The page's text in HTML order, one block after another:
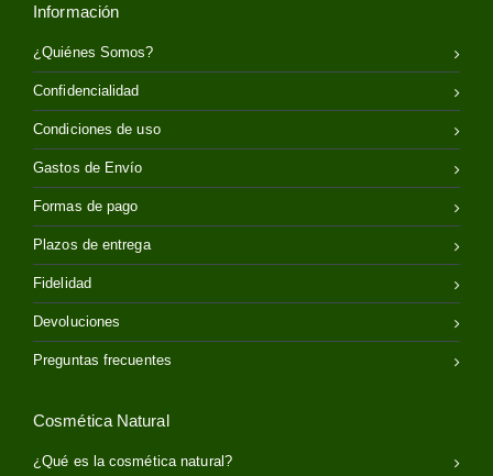
Información
¿Quiénes Somos?
Confidencialidad
Condiciones de uso
Gastos de Envío
Formas de pago
Plazos de entrega
Fidelidad
Devoluciones
Preguntas frecuentes
Cosmética Natural
¿Qué es la cosmética natural?